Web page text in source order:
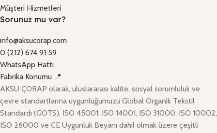
Müşteri Hizmetleri
Sorunuz mu var?
info@aksucorap.com
0 (212) 674 91 59
WhatsApp Hattı
Fabrika Konumu 📍
AKSU ÇORAP olarak, uluslararası kalite, sosyal sorumluluk ve
çevre standartlarına uygunluğumuzu Global Organik Tekstil
Standardı (GOTS), ISO 45001, ISO 14001, ISO 31000, ISO 10002,
ISO 26000 ve CE Uygunluk Beyanı dahil olmak üzere çeşitli